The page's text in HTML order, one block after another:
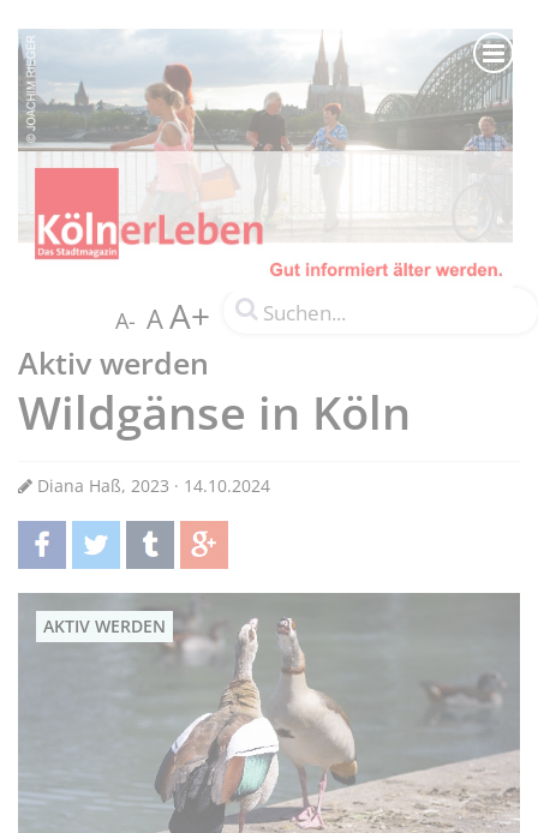
A- AA+
Aktiv werden
Wildgänse in Köln
Diana Haß, 2023 · 14.10.2024
teilentwittern teilen teilen
AKTIV WERDEN